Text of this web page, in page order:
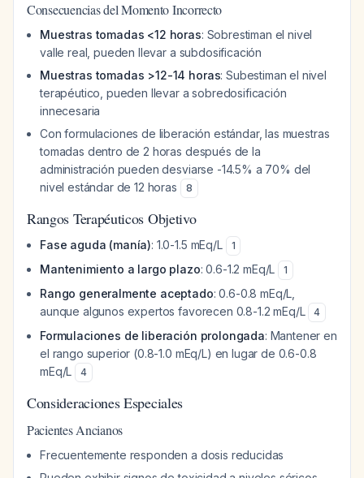
Consecuencias del Momento Incorrecto
Muestras tomadas <12 horas: Sobrestiman el nivel
valle real, pueden llevar a subdosificación
Muestras tomadas >12-14 horas: Subestiman el nivel
terapéutico, pueden llevar a sobredosificación
innecesaria
Con formulaciones de liberación estándar, las muestras
tomadas dentro de 2 horas después de la
administración pueden desviarse -14.5% a 70% del
nivel estándar de 12 horas
8
Rangos Terapéuticos Objetivo
Fase aguda (manía): 1.0-1.5 mEq/L 1
Mantenimiento a largo plazo: 0.6-1.2 mEq/L 1
Rango generalmente aceptado: 0.6-0.8 mEq/L,
aunque algunos expertos favorecen 0.8-1.2 mEq/L
4
Formulaciones de liberación prolongada: Mantener en
el rango superior (0.8-1.0 mEq/L) en lugar de 0.6-0.8
mEq/L
4
Consideraciones Especiales
Pacientes Ancianos
Frecuentemente responden a dosis reducidas